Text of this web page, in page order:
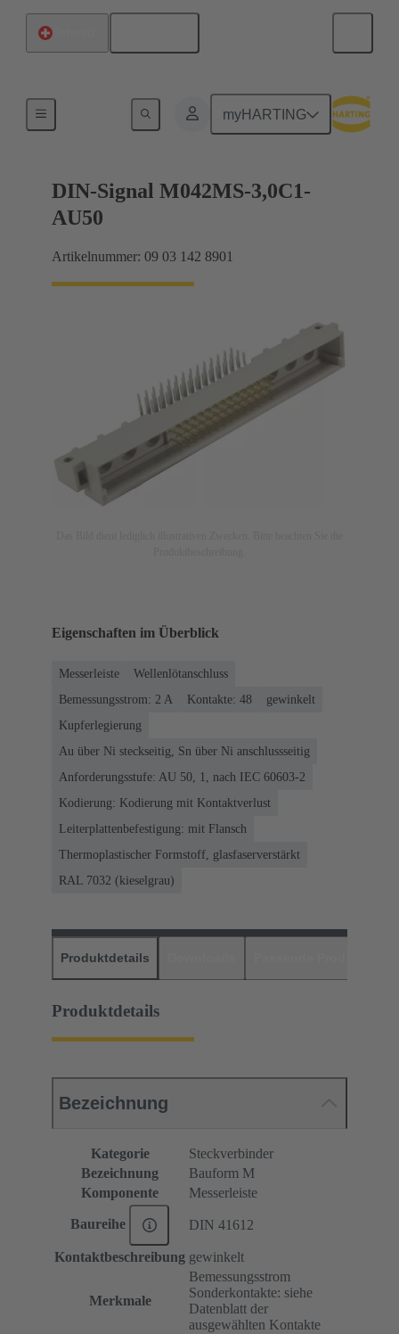
myHARTING
Motherboard-to-Daughtercard Verbindungen
DIN-Signal M042MS-3,0C1-
AU50
Artikelnummer: 09 03 142 8901
Eigenschaften im Überblick
Messerleiste
Wellenlötanschluss
Bemessungsstrom: ‌2 A
Kontakte: 48
gewinkelt
Kupferlegierung
Au über Ni steckseitig, Sn über Ni anschlussseitig
Anforderungsstufe: AU 50, 1, nach IEC 60603-2
Kodierung: Kodierung mit Kontaktverlust
Leiterplattenbefestigung: mit Flansch
Thermoplastischer Formstoff, glasfaserverstärkt
RAL 7032 (kieselgrau)
Produktdetails
Produktdetails
Bezeichnung
Kategorie
Steckverbinder
Bezeichnung
Bauform M
Komponente
Messerleiste
Baureihe DIN 41612
Kontaktbeschreibung gewinkelt
Merkmale
Bemessungsstrom
Sonderkontakte: siehe
Datenblatt der
ausgewählten Kontakte